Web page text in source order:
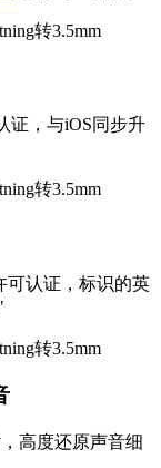
证，与iOS同步升
可认证，标识的英
高度还原声音细